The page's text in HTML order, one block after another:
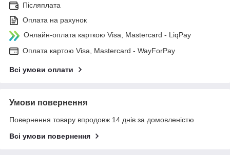
Післяплата
Оплата на рахунок
Онлайн-оплата карткою Visa, Mastercard - LiqPay
Оплата картою Visa, Mastercard - WayForPay
Всі умови оплати
Умови повернення
Повернення товару впродовж 14 днів за домовленістю
Всі умови повернення